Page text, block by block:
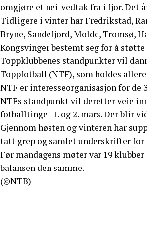
omgjøre et nei-vedtak fra i fjor. Det
Tidligere i vinter har Fredrikstad,
Bryne, Sandefjord, Molde, Tromsø,
Kongsvinger bestemt seg for å
Toppklubbenes standpunkter vil
Toppfotball (NTF), som holdes
NTF er interesseorganisasjon for de
NTFs standpunkt vil deretter veie
fotballtinget 1. og 2. mars. Der blir
Gjennom høsten og vinteren har
tatt grep og samlet underskrifter
Før mandagens møter var 19
balansen den samme.
(©NTB)